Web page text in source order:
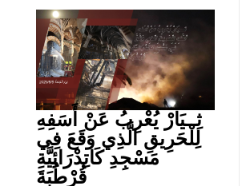
ثِــيَارْ يُعْرِبُ عَنْ أَسَفِهِ
لِلْحَرِيقِ الَّذِي وَقَعَ فِي
مَسْجِدِ كَاتِدْرَائِيَّةِ
قُرْطُبَةَ